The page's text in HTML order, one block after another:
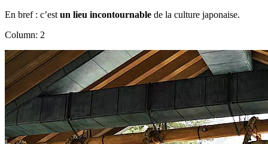
En bref : c’est un lieu incontournable de la culture japonaise.
Column: 2